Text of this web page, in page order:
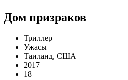
Дом призраков
Триллер
Ужасы
Таиланд, США
2017
18+